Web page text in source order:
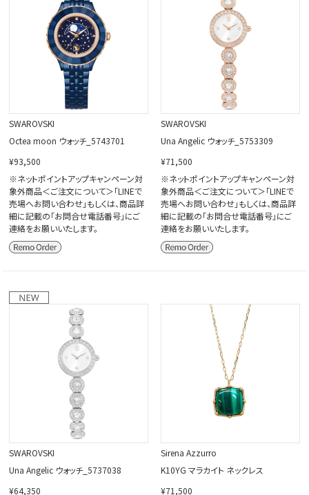
SWAROVSKI
Octea moon ウォッチ_5743701
¥93,500
※ネットポイントアップキャンペーン対
象外商品＜ご注文について＞「LINEで
売場へお問い合わせ」もしくは、商品詳
細に記載の「お問合せ電話番号」にご
連絡をお願いいたします。
SWAROVSKI
Una Angelic ウォッチ_5753309
¥71,500
※ネットポイントアップキャンペーン対
象外商品＜ご注文について＞「LINEで
売場へお問い合わせ」もしくは、商品詳
細に記載の「お問合せ電話番号」にご
連絡をお願いいたします。
SWAROVSKI
Una Angelic ウォッチ_5737038
¥64,350
Sirena Azzurro
K10YG マラカイト ネックレス
¥71,500